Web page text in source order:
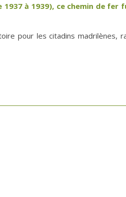
1937 à 1939), ce chemin de
pour les citadins madrilènes,